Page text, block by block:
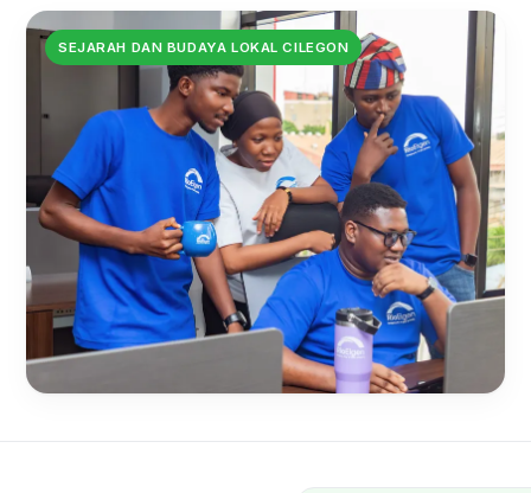
SEJARAH DAN BUDAYA LOKAL CILEGON